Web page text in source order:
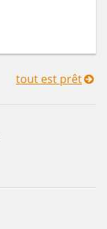
tout est prêt